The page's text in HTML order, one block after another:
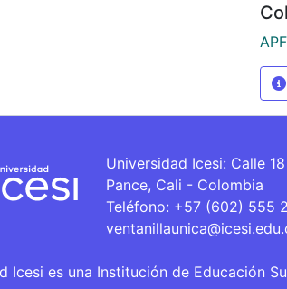
Universidad Icesi: Calle
Pance, Cali - Colombia
Teléfono: +57 (602) 555
Icesi es una Institución de Educación